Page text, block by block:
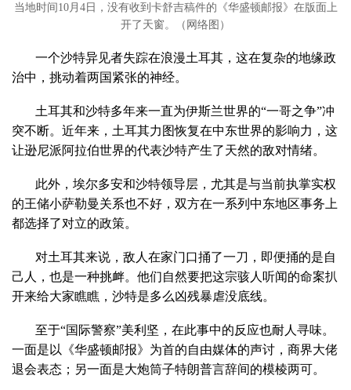
当地时间10月4日，没有收到卡舒吉稿件的《华盛顿邮报》在版面上
开了天窗。（网络图）
一个沙特异见者失踪在浪漫土耳其，这在复杂的地缘政
治中，挑动着两国紧张的神经。
土耳其和沙特多年来一直为伊斯兰世界的“一哥之争”冲
突不断。近年来，土耳其力图恢复在中东世界的影响力，这
让逊尼派阿拉伯世界的代表沙特产生了天然的敌对情绪。
此外，埃尔多安和沙特领导层，尤其是与当前执掌实权
的王储小萨勒曼关系也不好，双方在一系列中东地区事务上
都选择了对立的政策。
对土耳其来说，敌人在家门口捅了一刀，即便捅的是自
己人，也是一种挑衅。他们自然要把这宗骇人听闻的命案扒
开来给大家瞧瞧，沙特是多么凶残暴虐没底线。
至于“国际警察”美利坚，在此事中的反应也耐人寻味。
一面是以《华盛顿邮报》为首的自由媒体的声讨，商界大佬
退会表态；另一面是大炮筒子特朗普言辞间的模棱两可。